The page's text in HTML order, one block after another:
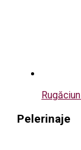
Pelerinaje